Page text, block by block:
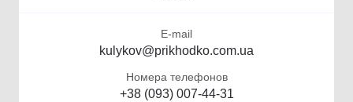
E-mail
kulykov@prikhodko.com.ua
Номера телефонов
+38 (093) 007-44-31